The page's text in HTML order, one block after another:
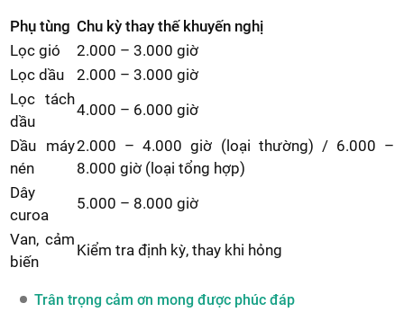
Phụ tùng Chu kỳ thay thế khuyến nghị
Lọc gió
2.000 – 3.000 giờ
Lọc dầu
2.000 – 3.000 giờ
Lọc tách
dầu
4.000 – 6.000 giờ
Dầu máy
nén
2.000 – 4.000 giờ (loại thường) / 6.000 –
8.000 giờ (loại tổng hợp)
Dây
curoa
5.000 – 8.000 giờ
Van, cảm
biến
Kiểm tra định kỳ, thay khi hỏng
Trân trọng cảm ơn mong được phúc đáp